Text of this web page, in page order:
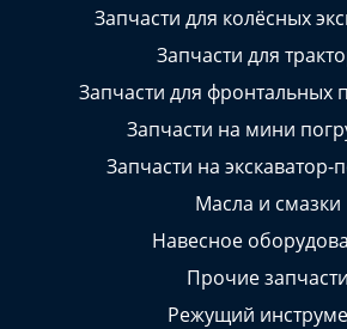
Запчасти для колёсных
Запчасти для
Запчасти для фронтальных
Запчасти на мини
Запчасти на экскаватор-
Масла и смазки
Навесное
Прочие запчасти
Режущий